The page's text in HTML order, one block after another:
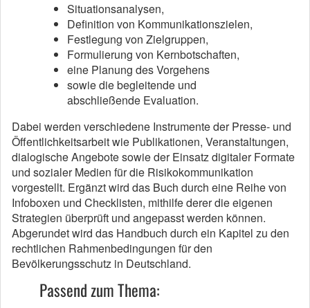
Situationsanalysen,
Definition von Kommunikationszielen,
Festlegung von Zielgruppen,
Formulierung von Kernbotschaften,
eine Planung des Vorgehens
sowie die begleitende und
abschließende Evaluation.
Dabei werden verschiedene Instrumente der Presse- und
Öffentlichkeitsarbeit wie Publikationen, Veranstaltungen,
dialogische Angebote sowie der Einsatz digitaler Formate
und sozialer Medien für die Risikokommunikation
vorgestellt. Ergänzt wird das Buch durch eine Reihe von
Infoboxen und Checklisten, mithilfe derer die eigenen
Strategien überprüft und angepasst werden können.
Abgerundet wird das Handbuch durch ein Kapitel zu den
rechtlichen Rahmenbedingungen für den
Bevölkerungsschutz in Deutschland.
Passend zum Thema: